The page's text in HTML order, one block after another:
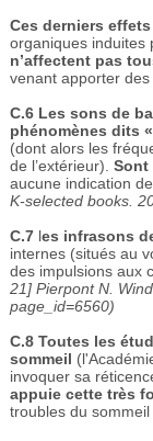
Ces derniers
organiques induites
n’affectent pas
venant apporter
C.6 Les sons de
phénomènes dits
(dont alors les
de l’extérieur). Sont
aucune indication
K-selected books.
C.7 les infrasons
internes (situés au
des impulsions aux
21] Pierpont N.
page_id=6560)
C.8 Toutes les
sommeil
invoquer sa
appuie cette très
troubles du